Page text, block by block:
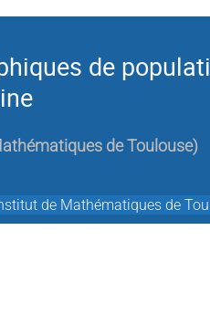
de
de Toulouse)
de Mathématiques de